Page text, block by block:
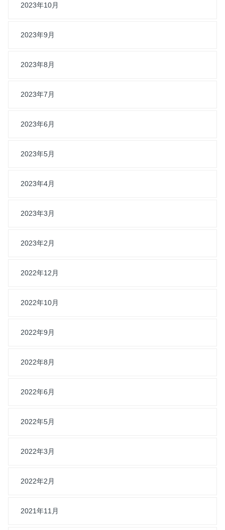
2023年10月
2023年9月
2023年8月
2023年7月
2023年6月
2023年5月
2023年4月
2023年3月
2023年2月
2022年12月
2022年10月
2022年9月
2022年8月
2022年6月
2022年5月
2022年3月
2022年2月
2021年11月